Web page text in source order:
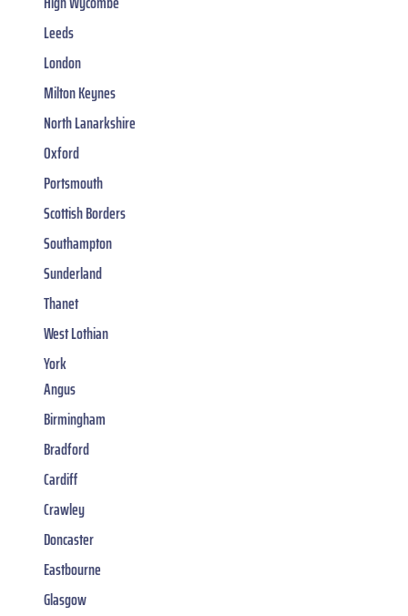
Leeds
London
Milton Keynes
North Lanarkshire
Oxford
Portsmouth
Scottish Borders
Southampton
Sunderland
Thanet
West Lothian
York
Angus
Birmingham
Bradford
Cardiff
Crawley
Doncaster
Eastbourne
Glasgow